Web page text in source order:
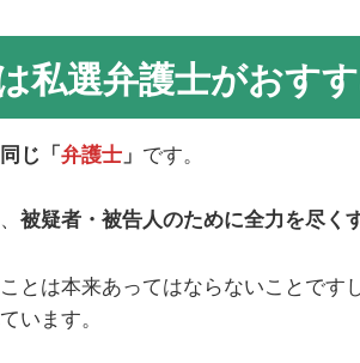
私選弁護士がおすす
じ「弁護士 」 です。
被疑者・被告人のために全力を尽く
とは本来あってはならないことです
います。